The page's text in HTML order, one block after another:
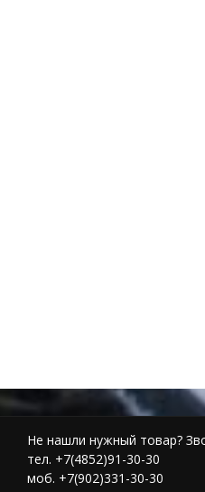
Не нашли нужный товар?
тел. +7(4852)91-30-30
моб. +7(902)331-30-30